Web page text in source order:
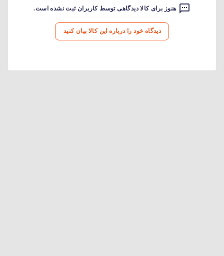
هنوز برای کالا دیدگاهی توسط کاربران ثبت نشده است.
دیدگاه خود را درباره این کالا بیان کنید